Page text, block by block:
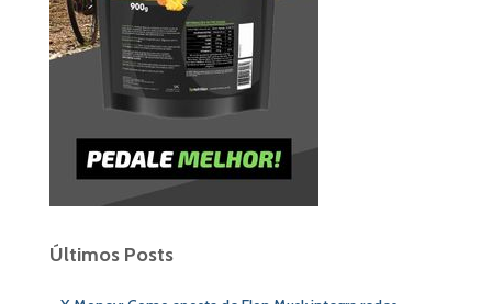
Últimos Posts